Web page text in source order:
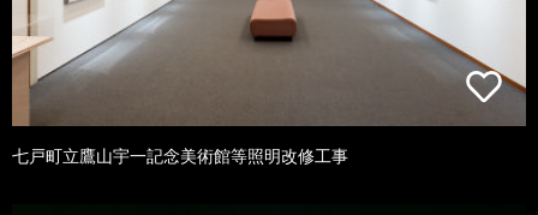
七戸町立鷹山宇一記念美術館等照明改修工事